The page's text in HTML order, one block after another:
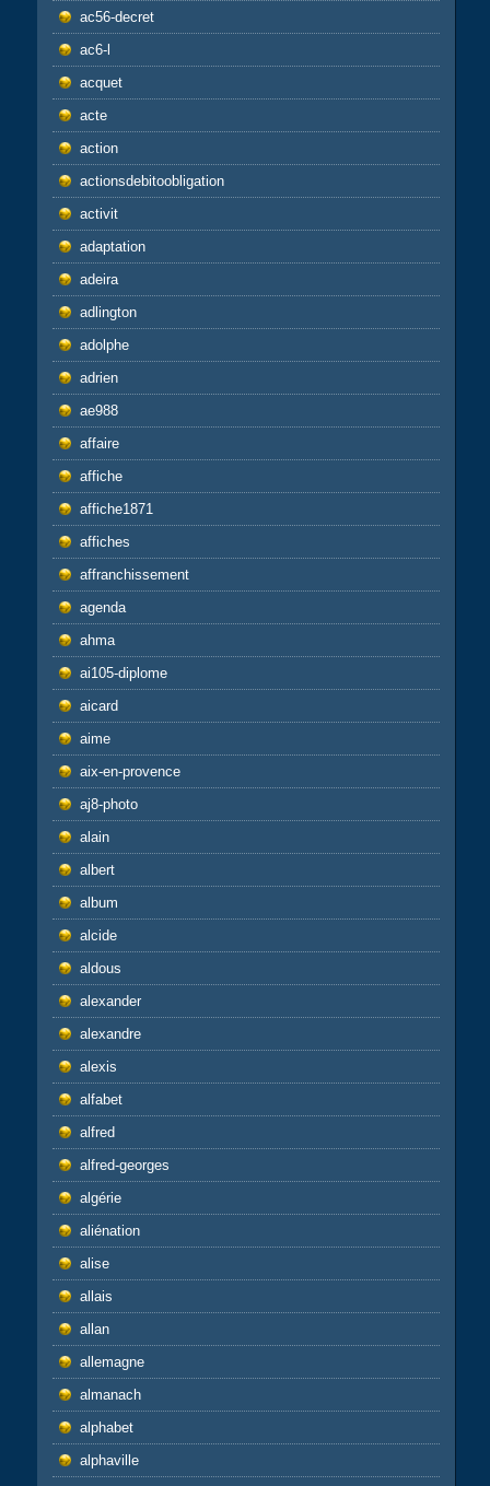
ac56-decret
ac6-l
acquet
acte
action
actionsdebitoobligation
activit
adaptation
adeira
adlington
adolphe
adrien
ae988
affaire
affiche
affiche1871
affiches
affranchissement
agenda
ahma
ai105-diplome
aicard
aime
aix-en-provence
aj8-photo
alain
albert
album
alcide
aldous
alexander
alexandre
alexis
alfabet
alfred
alfred-georges
algérie
aliénation
alise
allais
allan
allemagne
almanach
alphabet
alphaville